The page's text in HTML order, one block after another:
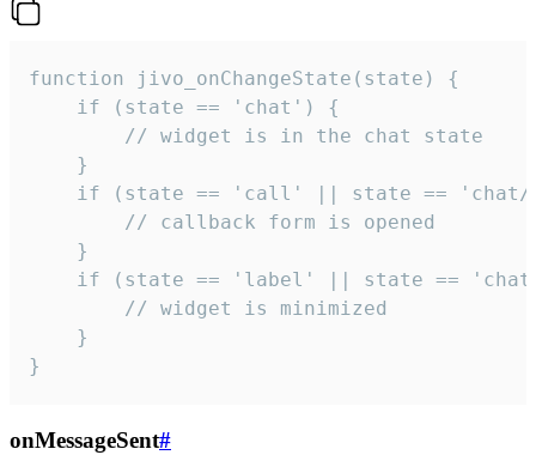
function jivo_onChangeState(state) {
    if (state == 'chat') {
        // widget is in the chat state
    }
if (state == 'call' || state ==
        // callback form is opened
    }
if (state == 'label' || state ==
        // widget is minimized
    }
}
onMessageSent#